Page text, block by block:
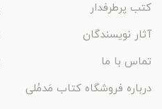
کتب پرطرفدار
آثار نویسندگان
تماس با ما
درباره فروشگاه کتاب مَدمُلی